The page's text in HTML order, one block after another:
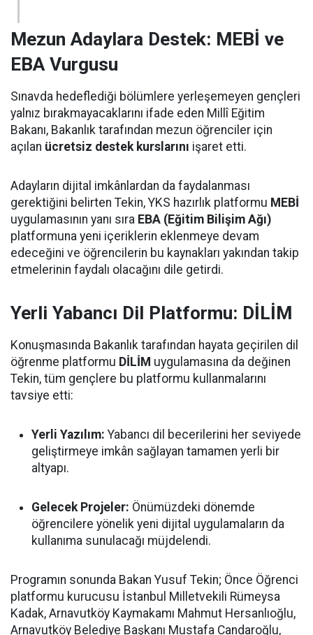
Mezun Adaylara Destek: MEBİ ve
EBA Vurgusu
Sınavda hedeflediği bölümlere yerleşemeyen gençleri
yalnız bırakmayacaklarını ifade eden Millî Eğitim
Bakanı, Bakanlık tarafından mezun öğrenciler için
açılan ücretsiz destek kurslarını işaret etti.
Adayların dijital imkânlardan da faydalanması
gerektiğini belirten Tekin, YKS hazırlık platformu MEBİ
uygulamasının yanı sıra EBA (Eğitim Bilişim Ağı)
platformuna yeni içeriklerin eklenmeye devam
edeceğini ve öğrencilerin bu kaynakları yakından takip
etmelerinin faydalı olacağını dile getirdi.
Yerli Yabancı Dil Platformu: DİLİM
Konuşmasında Bakanlık tarafından hayata geçirilen dil
öğrenme platformu DİLİM uygulamasına da değinen
Tekin, tüm gençlere bu platformu kullanmalarını
tavsiye etti:
Yerli Yazılım: Yabancı dil becerilerini her seviyede
geliştirmeye imkân sağlayan tamamen yerli bir
altyapı.
Gelecek Projeler: Önümüzdeki dönemde
öğrencilere yönelik yeni dijital uygulamaların da
kullanıma sunulacağı müjdelendi.
Programın sonunda Bakan Yusuf Tekin; Önce Öğrenci
platformu kurucusu İstanbul Milletvekili Rümeysa
Kadak, Arnavutköy Kaymakamı Mahmut Hersanlıoğlu,
Arnavutköy Belediye Başkanı Mustafa Candaroğlu,